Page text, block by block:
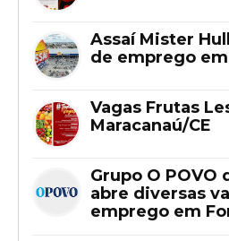
Assaí Mister
de emprego
Vagas Frutas
Maracanaú/CE
Grupo O POVO
abre diversas
emprego em